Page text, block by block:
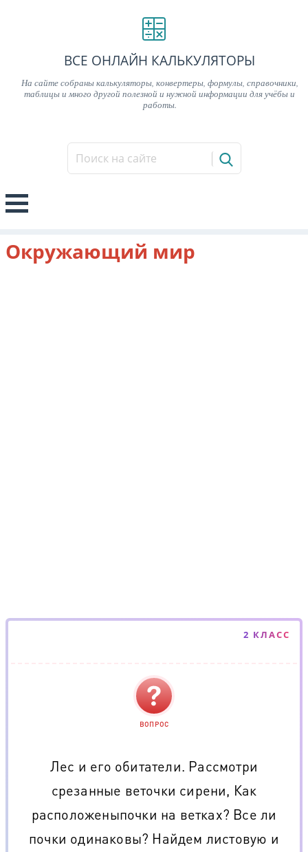
ВСЕ ОНЛАЙН КАЛЬКУЛЯТОРЫ
На сайте собраны калькуляторы, конвертеры, формулы, справочники,
таблицы и много другой полезной и нужной информации для учёбы и
работы.
Окружающий мир
2 КЛАСС
ВОПРОС
Лес и его обитатели. Рассмотри
срезанные веточки сирени, Как
расположеныпочки на ветках? Все ли
почки одинаковы? Найдем листовую и